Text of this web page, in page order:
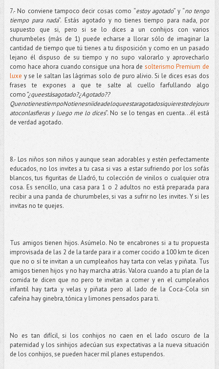
7.- No conviene tampoco decir cosas como “estoy agotado” y “no tengo
tiempo para nada”. Estás agotado y no tienes tiempo para nada, por
supuesto que si, pero si se lo dices a un conhijos con varios
churumbeles (más de 1) puede echarse a llorar sólo de imaginar la
cantidad de tiempo que tú tienes a tu disposición y como en un pasado
lejano él dispuso de su tiempo y no supo valorarlo y aprovecharlo
como hace ahora cuando consigue una hora de solterismo Premium de
luxe y se le saltan las lágrimas solo de puro alivio. Si le dices esas dos
frases te expones a que te salte al cuello farfullando algo
como“¿queestásagotado?¿Agotado??
QuenotienestiempoNotienesniideadeloqueestaragotadosiquierestedejounr
atoconlasfieras y luego me lo dices”. No se lo tengas en cuenta…él está
de verdad agotado.
8.- Los niños son niños y aunque sean adorables y estén perfectamente
educados, no los invites a tu casa si vas a estar sufriendo por los sofás
blancos, tus figuritas de Lladró, tu colección de vinilos o cualquier otra
cosa. Es sencillo, una casa para 1 o 2 adultos no está preparada para
recibir a una panda de churumbeles, si vas a sufrir no les invites. Y si les
invitas no te quejes.
Tus amigos tienen hijos. Asúmelo. No te encabrones si a tu propuesta
improvisada de las 2 de la tarde para ir a comer cocido a 100 km te dicen
que no o sí te invitan a un cumpleaños hay tarta con velas y piñata. Tus
amigos tienen hijos y no hay marcha atrás. Valora cuando a tu plan de la
comida te dicen que no pero te invitan a comer y en el cumpleaños
infantil hay tarta y velas y piñata pero al lado de la Coca-Cola sin
cafeína hay ginebra, tónica y limones pensados para ti.
No es tan difícil, si los conhijos no caen en el lado oscuro de la
paternidad y los sinhijos adecúan sus expectativas a la nueva situación
de los conhijos, se pueden hacer mil planes estupendos.